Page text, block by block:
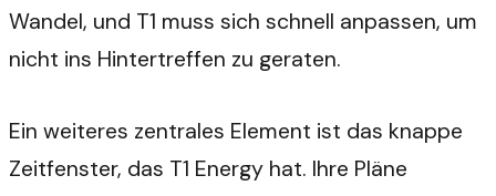
Wandel, und T1 muss sich schnell anpassen, um
nicht ins Hintertreffen zu geraten.
Ein weiteres zentrales Element ist das knappe
Zeitfenster, das T1 Energy hat. Ihre Pläne